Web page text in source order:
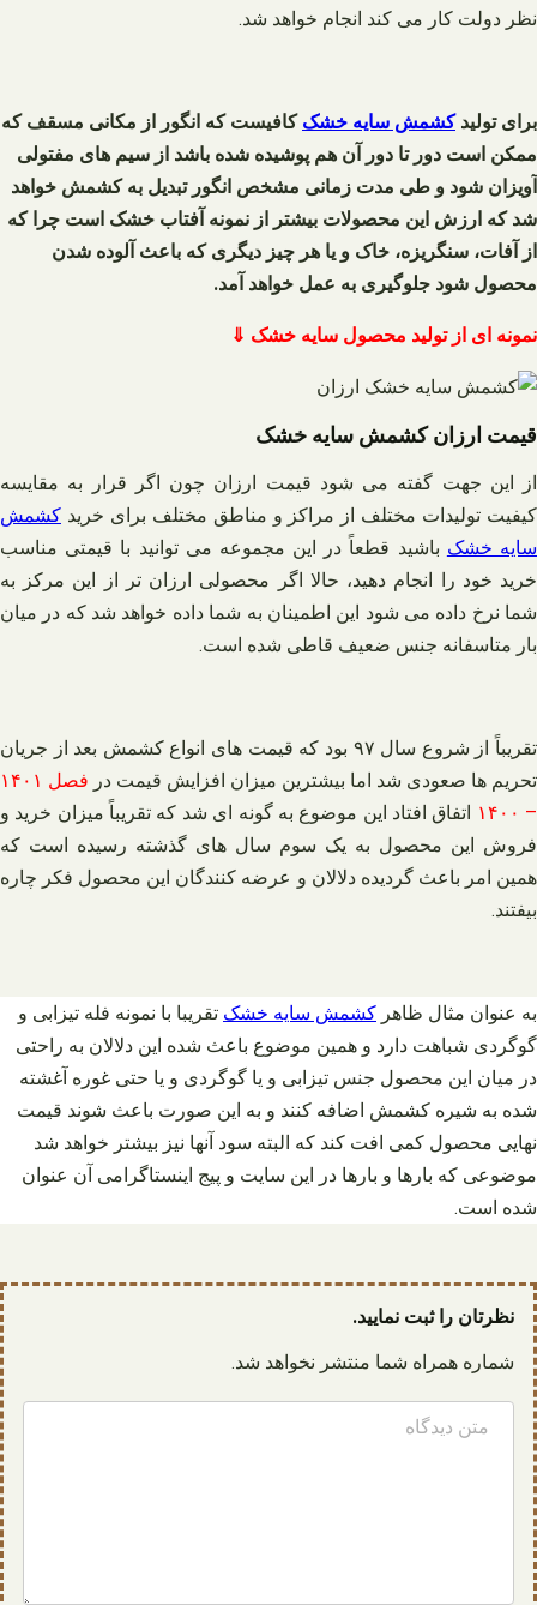
نظر دولت کار می کند انجام خواهد شد.
برای تولیدکشمش سایه خشک کافیست که انگور از مکانی مسقف که
ممکن است دور تا دور آن هم پوشیده شده باشد از سیم های مفتولی
آویزان شود و طی مدت زمانی مشخص انگور تبدیل به کشمش خواهد
شد که ارزش این محصولات بیشتر از نمونه آفتاب خشک است چرا که
از آفات، سنگریزه، خاک و یا هر چیز دیگری که باعث آلوده شدن
محصول شود جلوگیری به عمل خواهد آمد.
نمونه ای از تولید محصول سایه خشک ⇓
قیمت ارزان کشمش سایه خشک
از این جهت گفته می شود قیمت ارزان چون اگر قرار به مقایسه
کیفیت تولیدات مختلف از مراکز و مناطق مختلف برای خرید کشمش
سایه خشک باشید قطعاً در این مجموعه می توانید با قیمتی مناسب
خرید خود را انجام دهید، حالا اگر محصولی ارزان تر از این مرکز به
شما نرخ داده می‌ شود این اطمینان به شما داده خواهد شد که در میان
بار متاسفانه جنس ضعیف قاطی شده است.
تقریباً از شروع سال ۹۷ بود که قیمت های انواع کشمش بعد از جریان
تحریم ها صعودی شد اما بیشترین میزان افزایش قیمت در
فصل ۱۴۰۱
– ۱۴۰۰
اتفاق افتاد این موضوع به گونه‌ ای شد که تقریباً میزان خرید و
فروش این محصول به یک سوم سال های گذشته رسیده است که
همین امر باعث گردیده دلالان و عرضه کنندگان این محصول فکر چاره
بیفتند.
به عنوان مثال ظاهر کشمش سایه خشک تقریبا با نمونه فله تیزابی و
گوگردی شباهت دارد و همین موضوع باعث شده این دلالان به راحتی
در میان این محصول جنس تیزابی و یا گوگردی و یا حتی غوره آغشته
شده به شیره کشمش اضافه کنند و به این صورت باعث شوند قیمت
نهایی محصول کمی افت کند که البته سود آنها نیز بیشتر خواهد شد
موضوعی که بارها و بارها در این سایت و پیج اینستاگرامی آن عنوان
شده است.
نظرتان را ثبت نمایید.
شماره همراه شما منتشر نخواهد شد.